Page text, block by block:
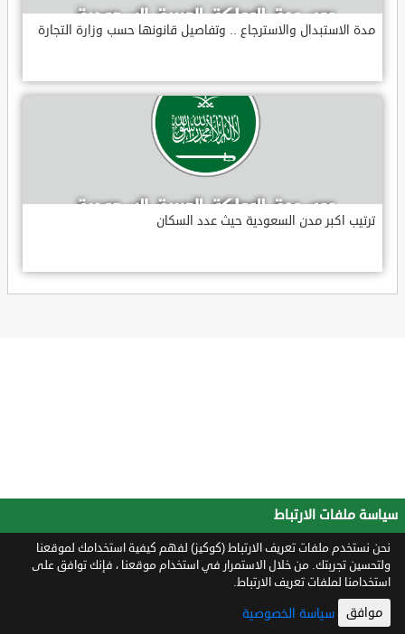
مدة الاستبدال والاسترجاع .. وتفاصيل قانونها حسب وزارة التجارة
ترتيب اكبر مدن السعودية حيث عدد السكان
سياسة ملفات الارتباط
نحن نستخدم ملفات تعريف الارتباط (كوكيز) لفهم كيفية استخدامك لموقعنا
ولتحسين تجربتك. من خلال الاستمرار في استخدام موقعنا ، فإنك توافق على
استخدامنا لملفات تعريف الارتباط.
موافق سياسة الخصوصية